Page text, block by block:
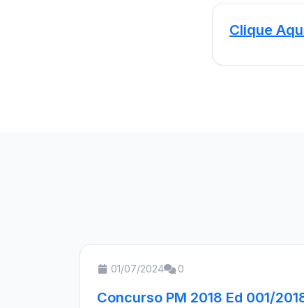
Clique
01/07/2024 0
Concurso PM 2018 Ed 001/